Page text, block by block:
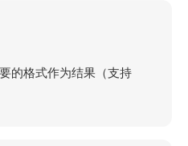
的格式作为结果（支持